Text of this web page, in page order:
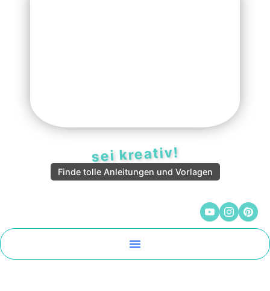
sei kreativ!
Finde tolle Anleitungen und Vorlagen